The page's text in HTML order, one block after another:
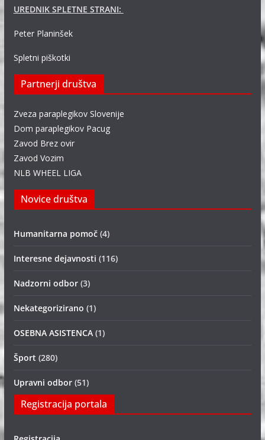
UREDNIK SPLETNE STRANI:
Peter Planinšek
Spletni piškotki
Partnerji društva
Zveza paraplegikov Slovenije
Dom paraplegikov Pacug
Zavod Brez ovir
Zavod Vozim
NLB WHEEL LIGA
Novice društva
Humanitarna pomoč(4)
Interesne dejavnosti (116)
Nadzorni odbor(3)
Nekategorizirano (1)
OSEBNA ASISTENCA(1)
Šport (280)
Upravni odbor(51)
Registracija portala